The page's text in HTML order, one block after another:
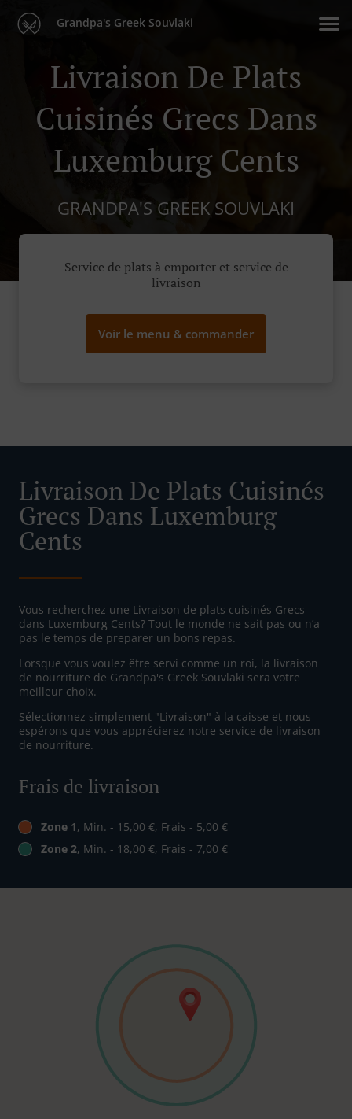
Grandpa's Greek Souvlaki
Livraison De Plats
Cuisinés Grecs Dans
Luxemburg Cents
GRANDPA'S GREEK SOUVLAKI
Service de plats à emporter et service de
livraison
Voir le menu & commander
Livraison De Plats Cuisinés
Grecs Dans Luxemburg
Cents
Vous recherchez une Livraison de plats cuisinés Grecs
dans Luxemburg Cents? Tout le monde ne sait pas ou n’a
pas le temps de preparer un bons repas.
Lorsque vous voulez être servi comme un roi, la livraison
de nourriture de Grandpa's Greek Souvlaki sera votre
meilleur choix.
Sélectionnez simplement "Livraison" à la caisse et nous
espérons que vous apprécierez notre service de livraison
de nourriture.
Frais de livraison
Zone 1, Min. - 15,00 €, Frais - 5,00 €
Zone 2, Min. - 18,00 €, Frais - 7,00 €